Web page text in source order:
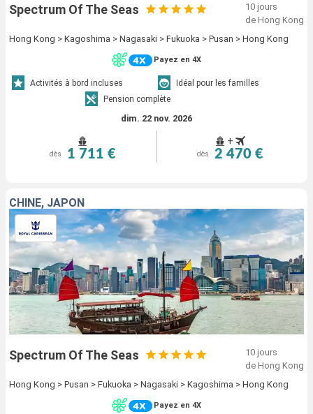
Spectrum Of The Seas
10 jours
de Hong Kong
Hong Kong > Kagoshima > Nagasaki > Fukuoka > Pusan > Hong Kong
Payez en 4X
Activités à bord incluses
Idéal pour les familles
Pension complète
dim. 22 nov. 2026
dès 1 711 €
+
dès 2 470 €
CHINE, JAPON
Spectrum Of The Seas
10 jours
de Hong Kong
Hong Kong > Pusan > Fukuoka > Nagasaki > Kagoshima > Hong Kong
Payez en 4X